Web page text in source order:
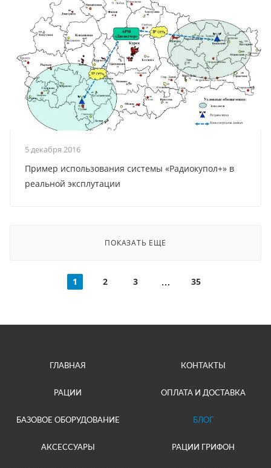
5 декабря 2016
Пример использования системы «Радиокупол+» в
реальной эксплутации
ПОКАЗАТЬ ЕЩЕ
1 2 3 35
ГЛАВНАЯ
РАЦИИ
БАЗОВОЕ ОБОРУДОВАНИЕ
АКСЕССУАРЫ
КОНТАКТЫ
ОПЛАТА И ДОСТАВКА
БЛОГ
РАЦИИ ГРИФОН